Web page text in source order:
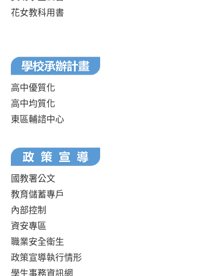
花女教科用書
高中優質化
高中均質化
東區輔諮中心
國教署公文
教育儲蓄專戶
內部控制
資安專區
職業安全衛生
政策宣導執行情形
學生事務資訊網